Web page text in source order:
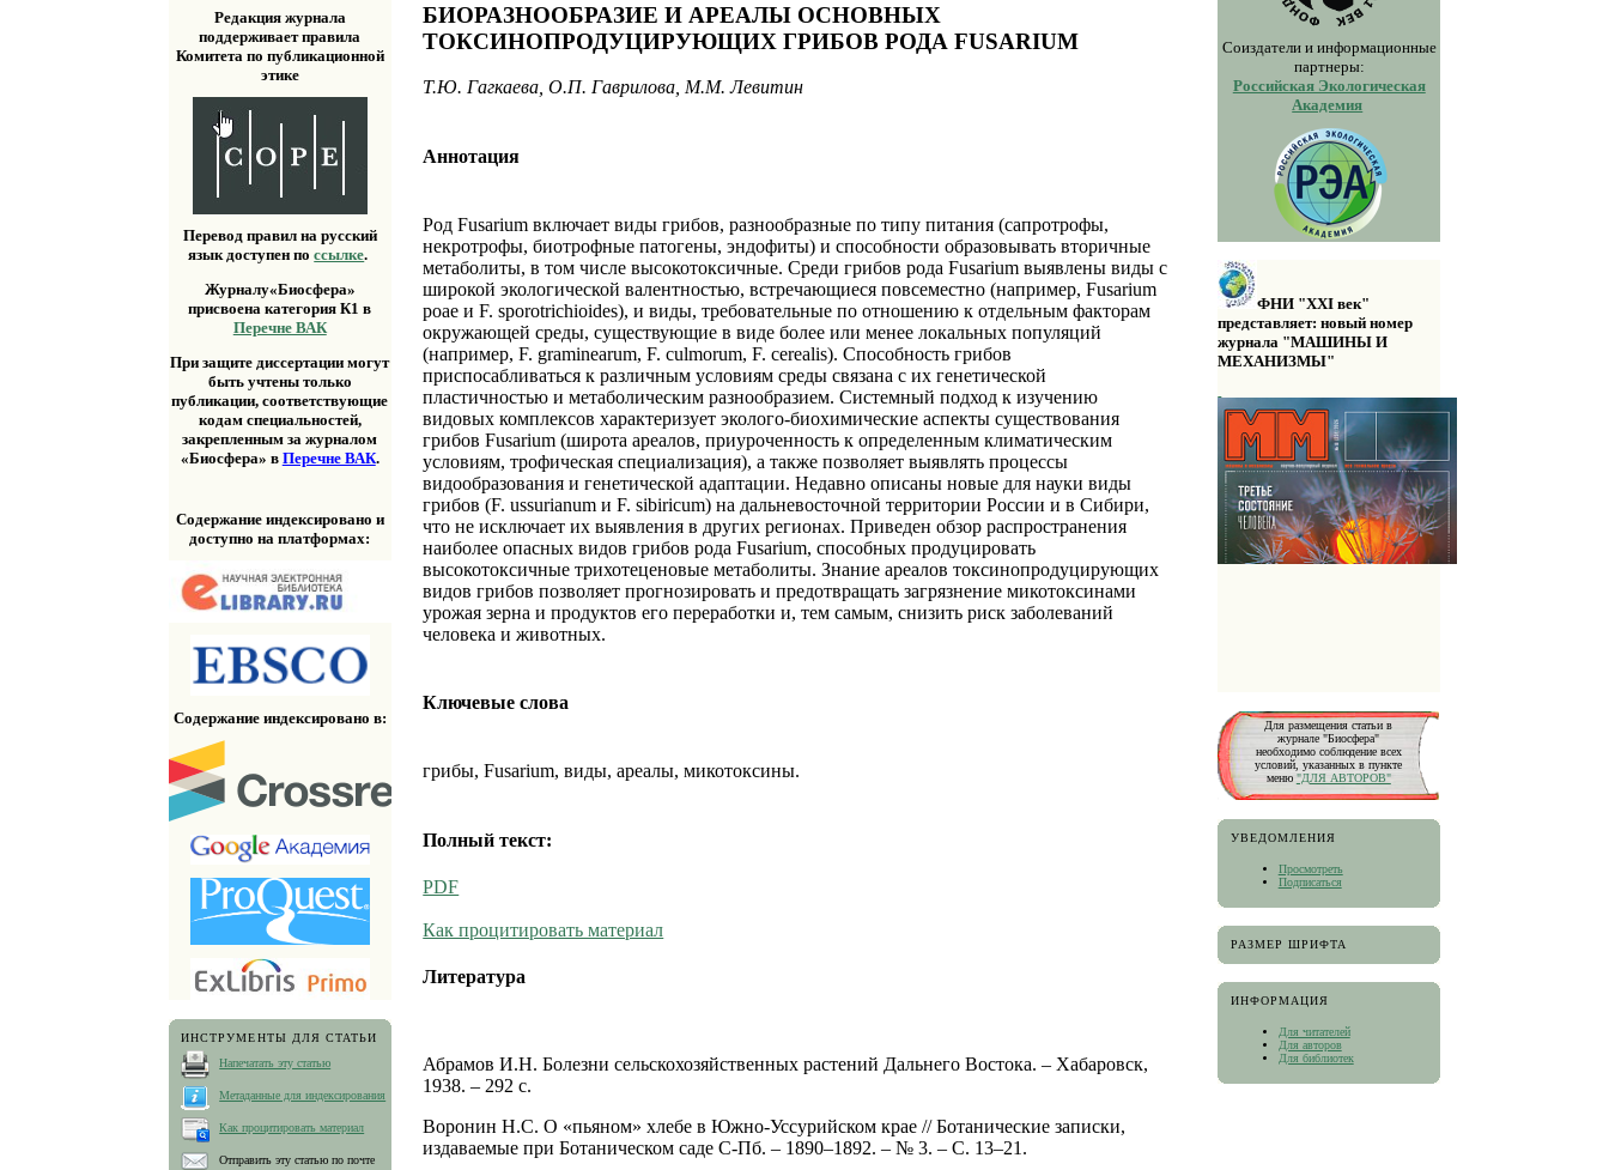
Редакция журнала
поддерживает правила
Комитета по публикационной
этике
Перевод правил на русский
язык доступен поссылке.
Журналу«Биосфера»
присвоена категория К1 в
Перечне ВАК
При защите диссертации могут
быть учтены только
публикации, соответствующие
кодам специальностей,
закрепленным за журналом
«Биосфера» в Перечне ВАК.
Содержание индексировано и
доступно на платформах:
Содержание индексировано в:
ИНСТРУМЕНТЫ ДЛЯ СТАТЬИ
Напечатать эту статью
Метаданные для индексирования
Как процитировать материал
Отправить эту статью по почте
Соиздатели и информационные
партнеры:
Российская Экологическая
Академия
ФНИ "XXI век"
представляет: новый номер
журнала "МАШИНЫ И
МЕХАНИЗМЫ"
Для размещения статьи в
журнале "Биосфера"
необходимо соблюдение всех
условий, указанных в пункте
меню "ДЛЯ АВТОРОВ"
УВЕДОМЛЕНИЯ
Просмотреть
Подписаться
РАЗМЕР ШРИФТА
ИНФОРМАЦИЯ
Для читателей
Для авторов
Для библиотек
БИОРАЗНООБРАЗИЕ И АРЕАЛЫ ОСНОВНЫХ
ТОКСИНОПРОДУЦИРУЮЩИХ ГРИБОВ РОДА FUSARIUM
Т.Ю. Гагкаева, О.П. Гаврилова, М.М. Левитин
Аннотация
Род Fusarium включает виды грибов, разнообразные по типу питания (сапротрофы,
некротрофы, биотрофные патогены, эндофиты) и способности образовывать вторичные
метаболиты, в том числе высокотоксичные. Среди грибов рода Fusarium выявлены виды с
широкой экологической валентностью, встречающиеся повсеместно (например, Fusarium
poae и F. sporotrichioides), и виды, требовательные по отношению к отдельным факторам
окружающей среды, существующие в виде более или менее локальных популяций
(например, F. graminearum, F. culmorum, F. cerealis). Способность грибов
приспосабливаться к различным условиям среды связана с их генетической
пластичностью и метаболическим разнообразием. Системный подход к изучению
видовых комплексов характеризует эколого-биохимические аспекты существования
грибов Fusarium (широта ареалов, приуроченность к определенным климатическим
условиям, трофическая специализация), а также позволяет выявлять процессы
видообразования и генетической адаптации. Недавно описаны новые для науки виды
грибов (F. ussurianum и F. sibiricum) на дальневосточной территории России и в Сибири,
что не исключает их выявления в других регионах. Приведен обзор распространения
наиболее опасных видов грибов рода Fusarium, способных продуцировать
высокотоксичные трихотеценовые метаболиты. Знание ареалов токсинопродуцирующих
видов грибов позволяет прогнозировать и предотвращать загрязнение микотоксинами
урожая зерна и продуктов его переработки и, тем самым, снизить риск заболеваний
человека и животных.
Ключевые слова
грибы, Fusarium, виды, ареалы, микотоксины.
Полный текст:
PDF
Как процитировать материал
Литература
Абрамов И.Н. Болезни сельскохозяйственных растений Дальнего Востока. – Хабаровск,
1938. – 292 с.
Воронин Н.С. О «пьяном» хлебе в Южно-Уссурийском крае // Ботанические записки,
издаваемые при Ботаническом саде С-Пб. – 1890–1892. – № 3. – С. 13–21.